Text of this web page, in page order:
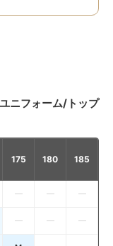
ニフォーム/トップ
175 180 185
— — —
— — —